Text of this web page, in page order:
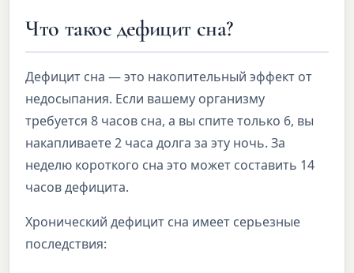
Что такое дефицит сна?
Дефицит сна — это накопительный эффект от
недосыпания. Если вашему организму
требуется 8 часов сна, а вы спите только 6, вы
накапливаете 2 часа долга за эту ночь. За
неделю короткого сна это может составить 14
часов дефицита.
Хронический дефицит сна имеет серьезные
последствия: